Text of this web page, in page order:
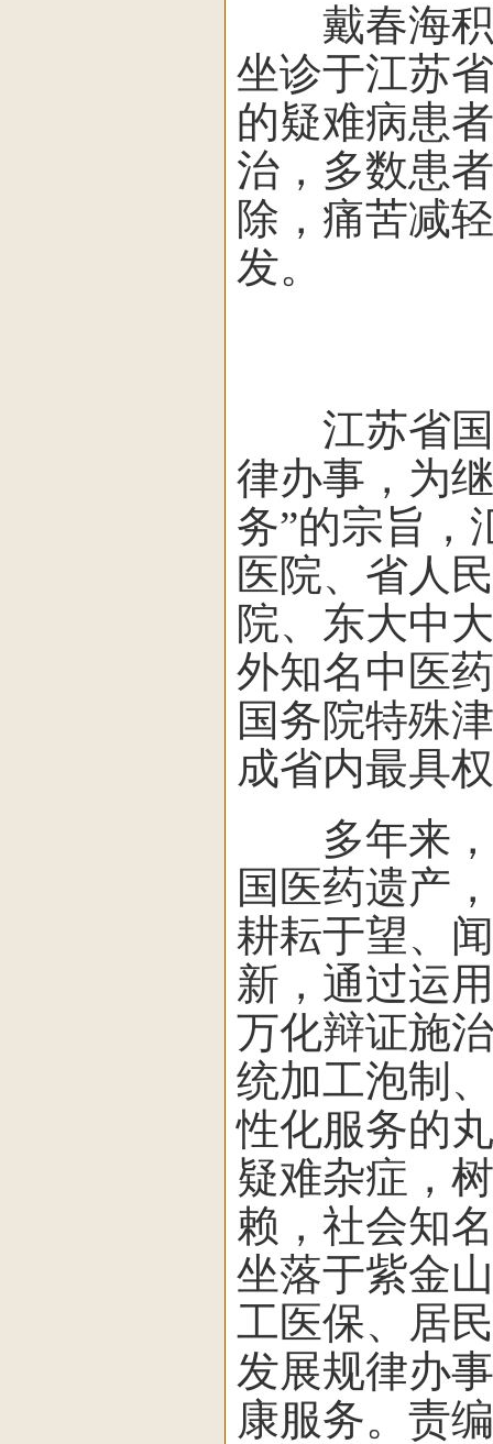
戴春海积
坐诊于江苏
的疑难病患
治，多数患
除，痛苦减
发。
江苏省国
律办事，为
务”的宗旨，
医院、省人
院、东大中
外知名中医
国务院特殊
成省内最具
多年来，
国医药遗产
耕耘于望、
新，通过运
万化辩证施
统加工泡制
性化服务的
疑难杂症，
赖，社会知
坐落于紫金
工医保、居
发展规律办
康服务。责